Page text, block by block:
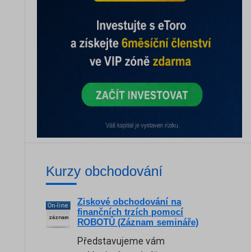
Kurzy obchodování
On-line
záznam
Ziskové obchodování na
finančních trzích pomocí
ROBOTŮ (Záznam semináře)
Představujeme vám